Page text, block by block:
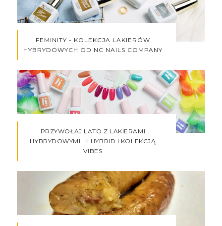
FEMINITY - KOLEKCJA LAKIERÓW
HYBRYDOWYCH OD NC NAILS COMPANY
PRZYWOŁAJ LATO Z LAKIERAMI
HYBRYDOWYMI HI HYBRID I KOLEKCJĄ
VIBES